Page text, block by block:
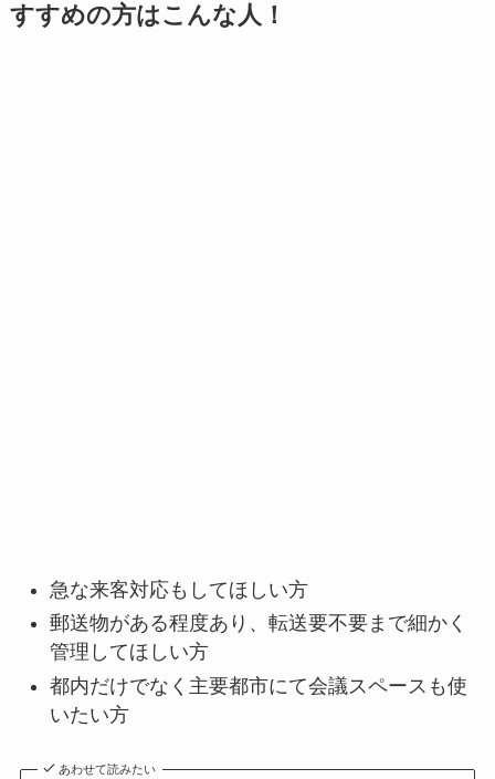
すすめの方はこんな人！
急な来客対応もしてほしい方
郵送物がある程度あり、転送要不要まで細かく
管理してほしい方
都内だけでなく主要都市にて会議スペースも使
いたい方
あわせて読みたい